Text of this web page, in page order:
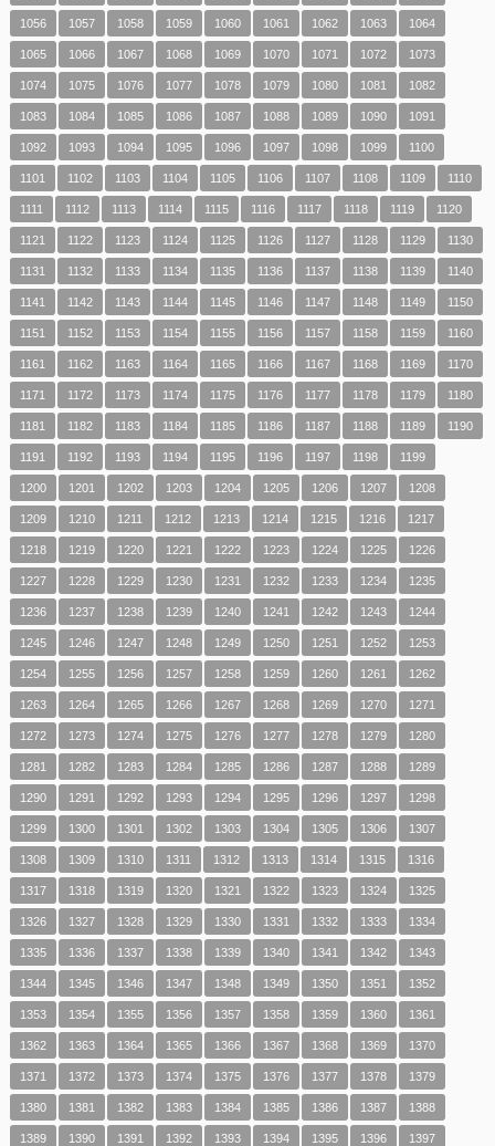
1056 1057 1058 1059 1060 1061 1062 1063 1064
1065 1066 1067 1068 1069 1070 1071 1072 1073
1074 1075 1076 1077 1078 1079 1080 1081 1082
1083 1084 1085 1086 1087 1088 1089 1090 1091
1092 1093 1094 1095 1096 1097 1098 1099 1100
1101 1102 1103 1104 1105 1106 1107 1108 1109 1110
1111 1112 1113 1114 1115 1116 1117 1118 1119 1120
1121 1122 1123 1124 1125 1126 1127 1128 1129 1130
1131 1132 1133 1134 1135 1136 1137 1138 1139 1140
1141 1142 1143 1144 1145 1146 1147 1148 1149 1150
1151 1152 1153 1154 1155 1156 1157 1158 1159 1160
1161 1162 1163 1164 1165 1166 1167 1168 1169 1170
1171 1172 1173 1174 1175 1176 1177 1178 1179 1180
1181 1182 1183 1184 1185 1186 1187 1188 1189 1190
1191 1192 1193 1194 1195 1196 1197 1198 1199
1200 1201 1202 1203 1204 1205 1206 1207 1208
1209 1210 1211 1212 1213 1214 1215 1216 1217
1218 1219 1220 1221 1222 1223 1224 1225 1226
1227 1228 1229 1230 1231 1232 1233 1234 1235
1236 1237 1238 1239 1240 1241 1242 1243 1244
1245 1246 1247 1248 1249 1250 1251 1252 1253
1254 1255 1256 1257 1258 1259 1260 1261 1262
1263 1264 1265 1266 1267 1268 1269 1270 1271
1272 1273 1274 1275 1276 1277 1278 1279 1280
1281 1282 1283 1284 1285 1286 1287 1288 1289
1290 1291 1292 1293 1294 1295 1296 1297 1298
1299 1300 1301 1302 1303 1304 1305 1306 1307
1308 1309 1310 1311 1312 1313 1314 1315 1316
1317 1318 1319 1320 1321 1322 1323 1324 1325
1326 1327 1328 1329 1330 1331 1332 1333 1334
1335 1336 1337 1338 1339 1340 1341 1342 1343
1344 1345 1346 1347 1348 1349 1350 1351 1352
1353 1354 1355 1356 1357 1358 1359 1360 1361
1362 1363 1364 1365 1366 1367 1368 1369 1370
1371 1372 1373 1374 1375 1376 1377 1378 1379
1380 1381 1382 1383 1384 1385 1386 1387 1388
1389 1390 1391 1392 1393 1394 1395 1396 1397